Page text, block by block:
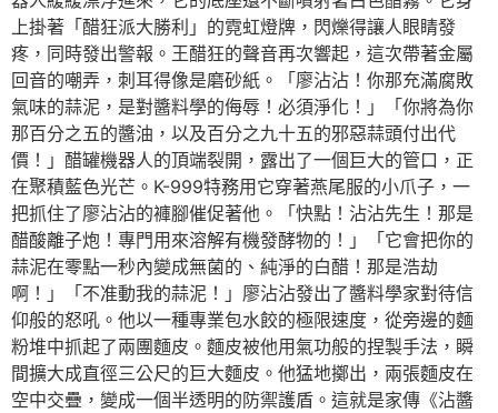
上掛著「醋狂派大勝利」的霓虹燈牌，閃爍得讓人眼睛發
疼，同時發出警報。王醋狂的聲音再次響起，這次帶著金屬
回音的嘲弄，刺耳得像是磨砂紙。「廖沾沾！你那充滿腐敗
氣味的蒜泥，是對醬料學的侮辱！必須淨化！」「你將為你
那百分之五的醬油，以及百分之九十五的邪惡蒜頭付出代
價！」醋罐機器人的頂端裂開，露出了一個巨大的管口，正
在聚積藍色光芒。K-999特務用它穿著燕尾服的小爪子，一
把抓住了廖沾沾的褲腳催促著他。「快點！沾沾先生！那是
醋酸離子炮！專門用來溶解有機發酵物的！」「它會把你的
蒜泥在零點一秒內變成無菌的、純淨的白醋！那是浩劫
啊！」「不准動我的蒜泥！」廖沾沾發出了醬料學家對待信
仰般的怒吼。他以一種專業包水餃的極限速度，從旁邊的麵
粉堆中抓起了兩團麵皮。麵皮被他用氣功般的捏製手法，瞬
間擴大成直徑三公尺的巨大麵皮。他猛地擲出，兩張麵皮在
空中交疊，變成一個半透明的防禦護盾。這就是家傳《沾醬